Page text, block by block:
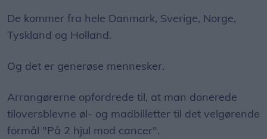
De kommer fra hele Danmark, Sverige, Norge,
Tyskland og Holland.
Og det er generøse mennesker.
Arrangørerne opfordrede til, at man donerede
tiloversblevne øl- og madbilletter til det velgørende
formål "På 2 hjul mod cancer".